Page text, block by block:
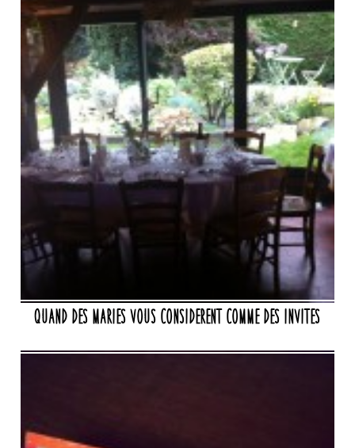
Quand des maries vous considerent comme des invites